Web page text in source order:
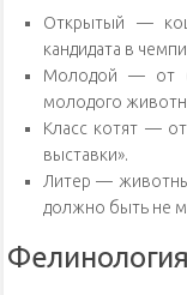
Открытый —
кандидата в
Молодой — от
молодого
Класс котят —
выставки».
Литер —
должно быть не
Фелинология